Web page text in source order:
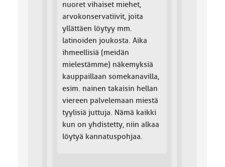
nuoret vihaiset miehet,
arvokonservatiivit, joita
yllättäen löytyy mm.
latinoiden joukosta. Aika
ihmeellisiä (meidän
mielestämme) näkemyksiä
kauppaillaan somekanavilla,
esim. nainen takaisin hellan
viereen palvelemaan miestä
tyylisiä juttuja. Nämä kaikki
kun on yhdistetty, niin alkaa
löytyä kannatuspohjaa.